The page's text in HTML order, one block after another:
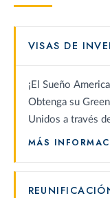
VISAS DE
¡El Sueño
Obtenga su
Unidos a través
MÁS